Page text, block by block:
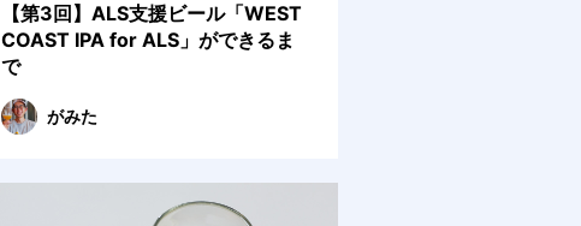
【第3回】ALS支援ビール「WEST
COAST IPA for ALS」ができるま
で
がみた